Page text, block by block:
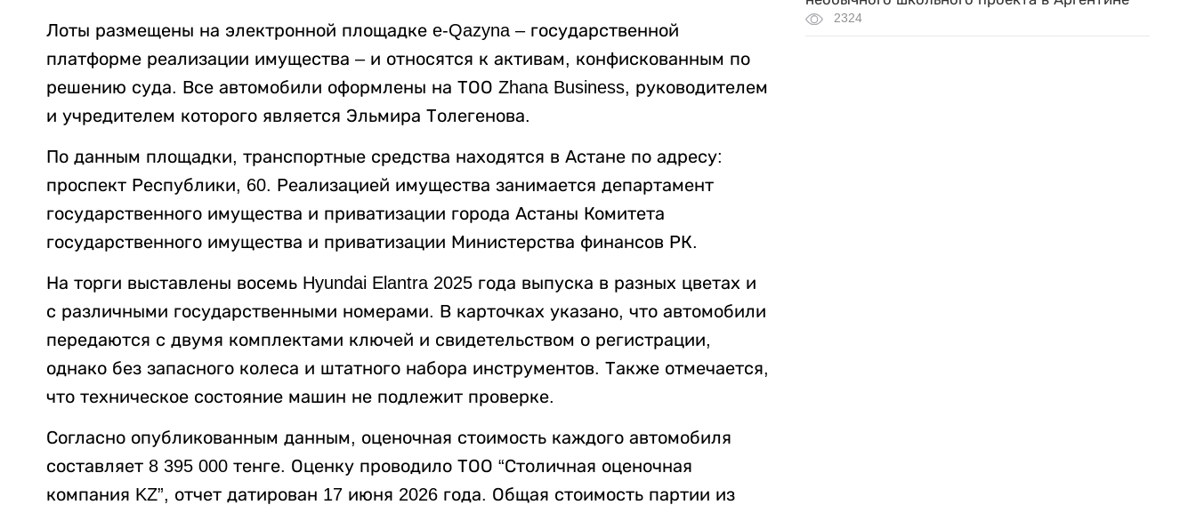
Лоты размещены на электронной площадке e-Qazyna – государственной
платформе реализации имущества – и относятся к активам, конфискованным по
решению суда. Все автомобили оформлены на ТОО Zhana Business, руководителем
и учредителем которого является Эльмира Толегенова.
По данным площадки, транспортные средства находятся в Астане по адресу:
проспект Республики, 60. Реализацией имущества занимается департамент
государственного имущества и приватизации города Астаны Комитета
государственного имущества и приватизации Министерства финансов РК.
На торги выставлены восемь Hyundai Elantra 2025 года выпуска в разных цветах и
с различными государственными номерами. В карточках указано, что автомобили
передаются с двумя комплектами ключей и свидетельством о регистрации,
однако без запасного колеса и штатного набора инструментов. Также отмечается,
что техническое состояние машин не подлежит проверке.
Согласно опубликованным данным, оценочная стоимость каждого автомобиля
составляет 8 395 000 тенге. Оценку проводило ТОО “Столичная оценочная
компания KZ”, отчет датирован 17 июня 2026 года. Общая стоимость партии из
2324